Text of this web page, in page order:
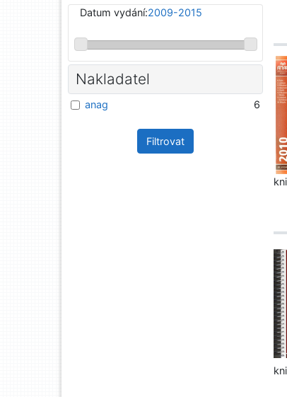
Datum vydání:2009-2015
Nakladatel
anag 6
Filtrovat